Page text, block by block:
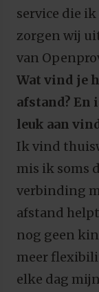
service die
zorgen wij
van
Wat vind je
afstand? En
leuk aan
Ik vind
mis ik soms
verbinding
afstand
nog geen
meer
elke dag